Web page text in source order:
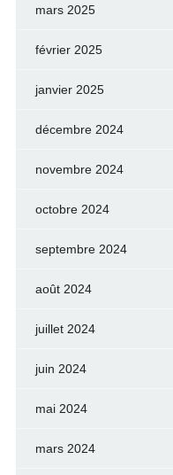
mars 2025
février 2025
janvier 2025
décembre 2024
novembre 2024
octobre 2024
septembre 2024
août 2024
juillet 2024
juin 2024
mai 2024
mars 2024